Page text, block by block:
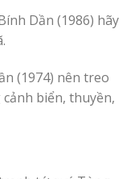
Dần (1986) hãy
(1974) nên treo
biển, thuyền,